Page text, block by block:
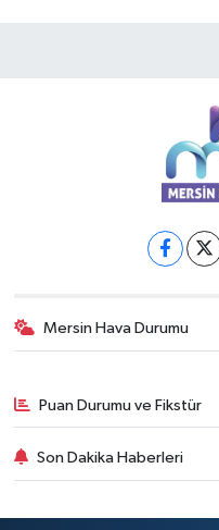
Mersin Hava Durumu
Puan Durumu ve Fikstür
Son Dakika Haberleri